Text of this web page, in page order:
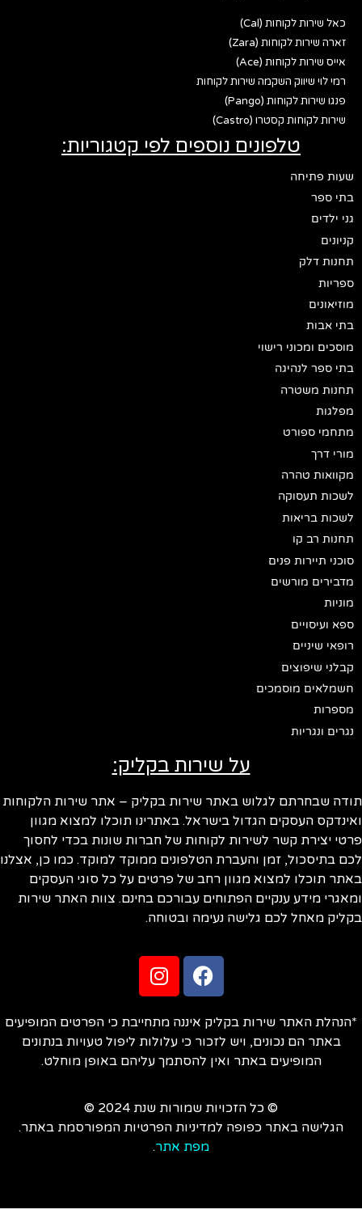
כאל שירות לקוחות (Cal)
זארה שירות לקוחות (Zara)
אייס שירות לקוחות (Ace)
רמי לוי שיווק השקמה שירות לקוחות
פנגו שירות לקוחות (Pango)
שירות לקוחות קסטרו (Castro)
טלפונים נוספים לפי קטגוריות:
שעות פתיחה
בתי ספר
גני ילדים
קניונים
תחנות דלק
ספריות
מוזיאונים
בתי אבות
מוסכים ומכוני רישוי
בתי ספר לנהיגה
תחנות משטרה
מפלגות
מתחמי ספורט
מורי דרך
מקוואות טהרה
לשכות תעסוקה
לשכות בריאות
תחנות רב קו
סוכני תיירות פנים
מדבירים מורשים
מוניות
ספא ועיסויים
רופאי שיניים
קבלני שיפוצים
חשמלאים מוסמכים
מספרות
נגרים ונגריות
על שירות בקליק:
שבחרתם לגלוש באתר שירות בקליק – אתר שירות הלקוחות
העסקים הגדול בישראל. באתרינו תוכלו למצוא מגוון
יצירת קשר לשירות לקוחות של חברות שונות בכדי לחסוך
בתיסכול, זמן והעברת הטלפונים ממוקד למוקד. כמו כן, אצלנו
תוכלו למצוא מגוון רחב של פרטים על כל סוגי העסקים
מידע ענקיים הפתוחים עבורכם בחינם. צוות האתר שירות
מאחל לכם גלישה נעימה ובטוחה.
האתר שירות בקליק איננה מתחייבת כי הפרטים המופיעים
באתר הם נכונים, ויש לזכור כי עלולות ליפול טעויות בנתונים
המופיעים באתר ואין להסתמך עליהם באופן מוחלט.
© כל הזכויות שמורות שנת 2024 ©
הגלישה באתר כפופה למדיניות הפרטיות המפורסמת באתר.
מפת אתר.